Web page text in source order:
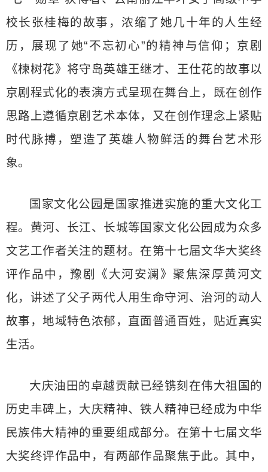
校长张桂梅的故事，浓缩了她几十年的人生经
历，展现了她“不忘初心”的精神与信仰；京剧
《楝树花》将守岛英雄王继才、王仕花的故事以
京剧程式化的表演方式呈现在舞台上，既在创作
思路上遵循京剧艺术本体，又在创作理念上紧贴
时代脉搏，塑造了英雄人物鲜活的舞台艺术形
象。
国家文化公园是国家推进实施的重大文化工
程。黄河、长江、长城等国家文化公园成为众多
文艺工作者关注的题材。在第十七届文华大奖终
评作品中，豫剧《大河安澜》聚焦深厚黄河文
化，讲述了父子两代人用生命守河、治河的动人
故事，地域特色浓郁，直面普通百姓，贴近真实
生活。
大庆油田的卓越贡献已经镌刻在伟大祖国的
历史丰碑上，大庆精神、铁人精神已经成为中华
民族伟大精神的重要组成部分。在第十七届文华
大奖终评作品中，有两部作品聚焦于此。其中，